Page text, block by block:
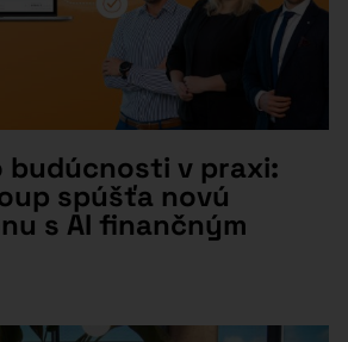
v praxi:
spúšťa novú
s AI finančným